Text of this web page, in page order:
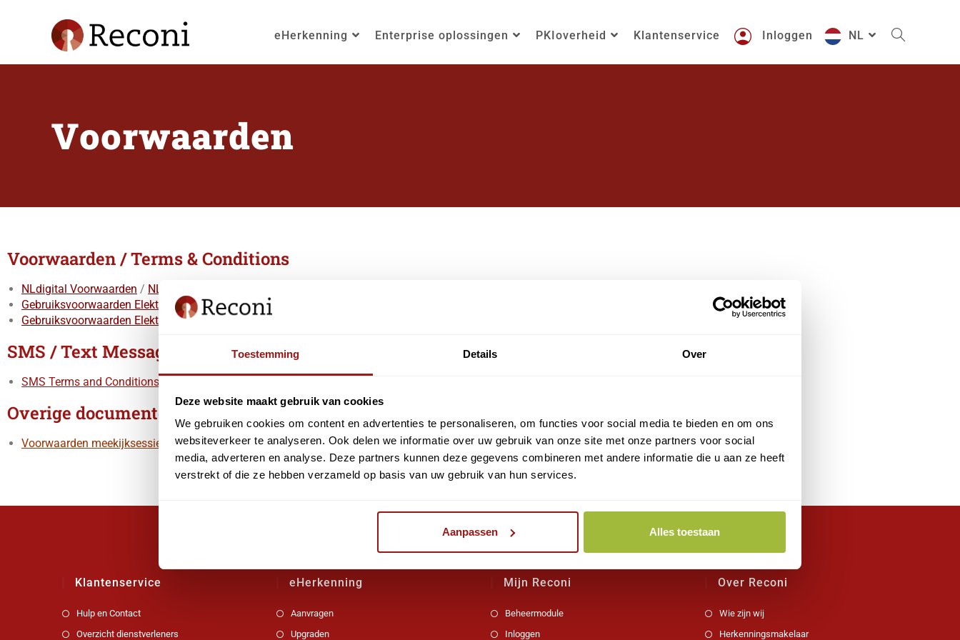
Toestemming Details Over
Deze website maakt gebruik van cookies
We gebruiken cookies om content en advertenties te personaliseren, om functies voor social media te bieden en om ons
websiteverkeer te analyseren. Ook delen we informatie over uw gebruik van onze site met onze partners voor social
media, adverteren en analyse. Deze partners kunnen deze gegevens combineren met andere informatie die u aan ze heeft
verstrekt of die ze hebben verzameld op basis van uw gebruik van hun services.
Aanpassen Alles toestaan
eHerkenning Enterprise oplossingen PKIoverheid Klantenservice Inloggen NL
Voorwaarden
Voorwaarden / Terms & Conditions
NLdigital Voorwaarden / NLdigital Terms
Gebruiksvoorwaarden Elektronische Toegangsdiensten voor de DienstAfnemer
Terms of use Dutch Trust Framework for Electronic Identification
Gebruiksvoorwaarden Elektronische Toegangsdiensten voor de DienstVerlener
SMS / Text Message
SMS Terms and Conditions (for US customers only)
Overige documenten / Other documents
Voorwaarden meekijksessie Terms and Conditions remote control session
Klantenservice
Hulp en Contact
Overzicht dienstverleners
eHerkenning
Aanvragen
Upgraden
Mijn Reconi
Beheermodule
Inloggen
Over Reconi
Wie zijn wij
Herkenningsmakelaar